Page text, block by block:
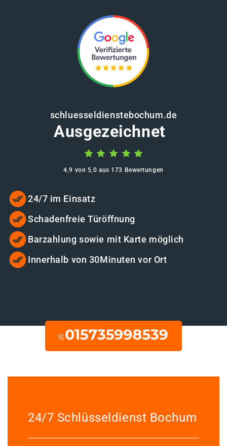
schluesseldienstebochum.de
Ausgezeichnet
4,9 von 5,0 aus 173 Bewertungen
24/7 im Einsatz
Schadenfreie Türöffnung
Barzahlung sowie mit Karte möglich
Innerhalb von 30Minuten vor Ort
24/7 Schlüsseldienst Bochum